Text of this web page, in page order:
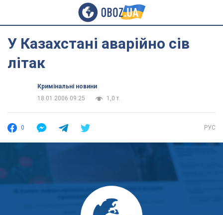
У Казахстані аварійно сів
літак
Кримінальні новини
18.01.2006 09:25
1,0 т.
0 РУС